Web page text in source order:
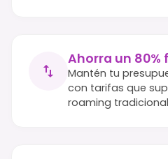
Ahorra un
Mantén tu
con tarifas que
roaming